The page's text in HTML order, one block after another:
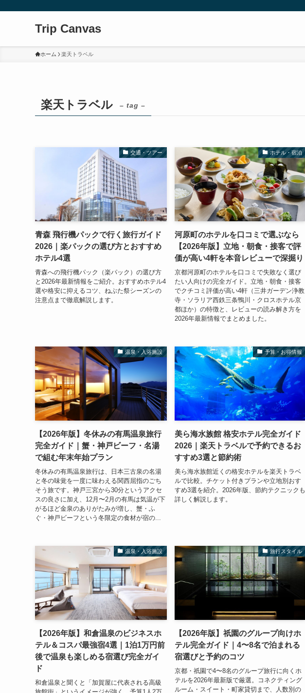
Trip Canvas
ホーム 楽天トラベル
楽天トラベル – tag –
交通・ツアー
青森 飛行機パックで行く旅行ガイド
2026｜楽パックの選び方とおすすめ
ホテル4選
青森への飛行機パック（楽パック）の選び方
と2026年最新情報をご紹介。おすすめホテル4
選や格安に抑えるコツ、ねぶた祭シーズンの
注意点まで徹底解説します。
ホテル・宿泊
河原町のホテルを口コミで選ぶなら
【2026年版】立地・朝食・接客で評
価が高い4軒を本音レビューで深掘り
京都河原町のホテルを口コミで失敗なく選び
たい人向けの完全ガイド。立地・朝食・接客
でクチコミ評価が高い4軒（三井ガーデン浄教
寺・ソラリア西鉄三条鴨川・クロスホテル京
都ほか）の特徴と、レビューの読み解き方を
2026年最新情報でまとめました。
温泉・入浴施設
【2026年版】冬休みの有馬温泉旅行
完全ガイド｜蟹・神戸ビーフ・名湯
で組む年末年始プラン
冬休みの有馬温泉旅行は、日本三古泉の名湯
と冬の味覚を一度に味わえる関西屈指のごち
そう旅です。神戸三宮から30分というアクセ
スの良さに加え、12月〜2月の有馬は気温が下
がるほど金泉のありがたみが増し、蟹・ふ
ぐ・神戸ビーフという冬限定の食材が宿の...
予算・お得情報
美ら海水族館 格安ホテル完全ガイド
2026｜楽天トラベルで予約できるお
すすめ3選と節約術
美ら海水族館近くの格安ホテルを楽天トラベ
ルで比較。チケット付きプランや立地別おす
すめ3選を紹介。2026年版、節約テクニックも
詳しく解説します。
温泉・入浴施設
【2026年版】和倉温泉のビジネスホ
テル＆コスパ最強宿4選｜1泊1万円前
後で温泉も楽しめる宿選び完全ガイ
ド
和倉温泉と聞くと「加賀屋に代表される高級
旅行スタイル
【2026年版】祇園のグループ向けホ
テル完全ガイド｜4〜8名で泊まれる
宿選びと予約のコツ
京都・祇園で4〜8名のグループ旅行に向くホ
テルを2026年最新版で厳選。コネクティング
ルーム・スイート・町家貸切まで、人数別の